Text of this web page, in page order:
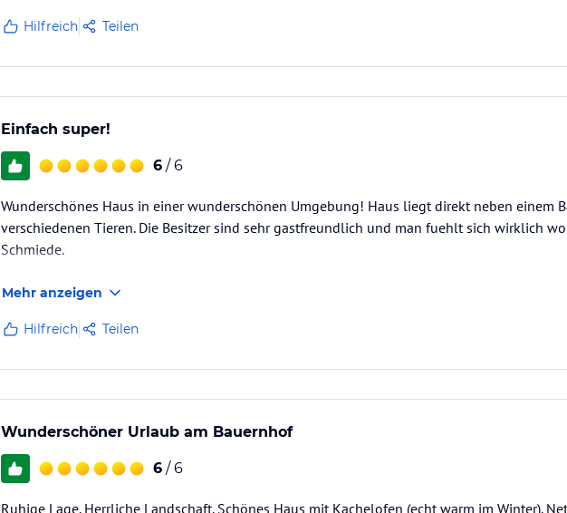
Hilfreich Teilen
Einfach super!
6 / 6
Wunderschönes Haus in einer wunderschönen Umgebung! Haus liegt direkt neben einem
verschiedenen Tieren. Die Besitzer sind sehr gastfreundlich und man fuehlt sich wirklich
Schmiede.
Mehr anzeigen
Hilfreich Teilen
Wunderschöner Urlaub am Bauernhof
6 / 6
Ruhige Lage. Herrliche Landschaft. Schönes Haus mit Kachelofen (echt warm im Winter).